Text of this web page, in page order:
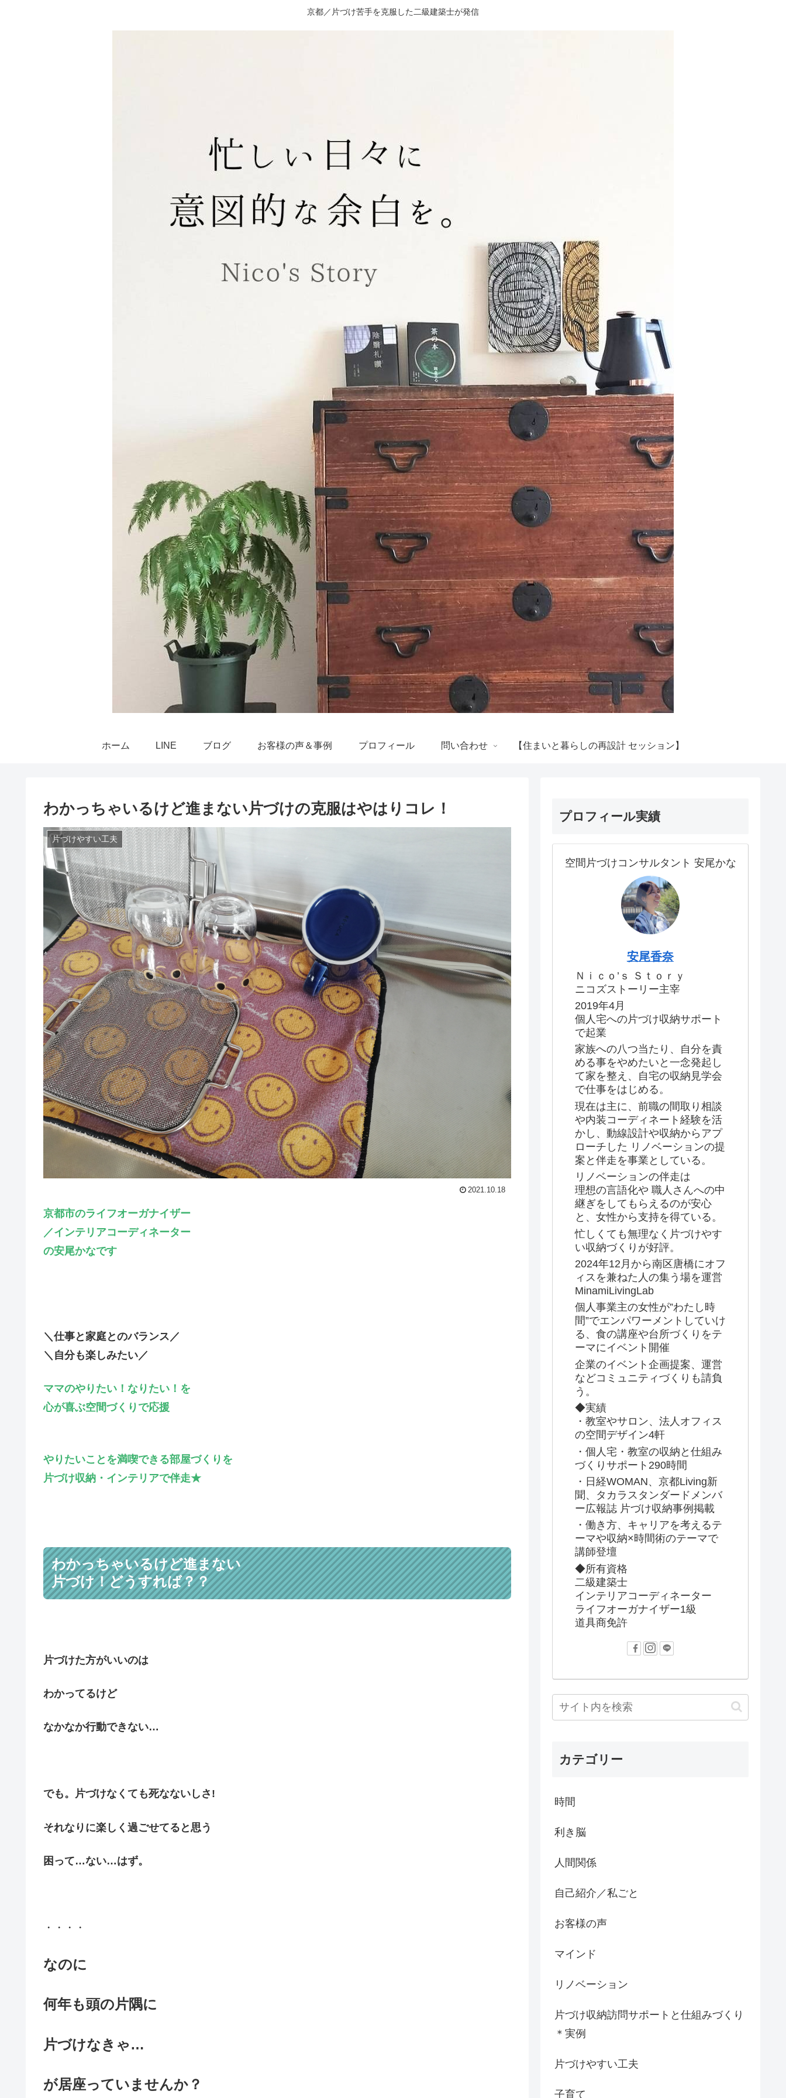
京都／片づけ苦手を克服した二級建築士が発信
ホーム LINE ブログ お客様の声＆事例 プロフィール 問い合わせ 【住まいと暮らしの再設計 セッション】
わかっちゃいるけど進まない片づけの克服はやはりコレ！
片づけやすい工夫
2021.10.18
京都市のライフオーガナイザー
／インテリアコーディネーター
の安尾かなです
＼仕事と家庭とのバランス／
＼自分も楽しみたい／
ママのやりたい！なりたい！を
心が喜ぶ空間づくりで応援
やりたいことを満喫できる部屋づくりを
片づけ収納・インテリアで伴走★
わかっちゃいるけど進まない
片づけ！どうすれば？？
片づけた方がいいのは
わかってるけど
なかなか行動できない…
でも。片づけなくても死なないしさ!
それなりに楽しく過ごせてると思う
困って…ない…はず。
・・・・
なのに
何年も頭の片隅に
片づけなきゃ…
が居座っていませんか？
プロフィール実績
空間片づけコンサルタント 安尾かな
安尾香奈
Ｎｉｃｏ’ｓ Ｓｔｏｒｙ
ニコズストーリー主宰
2019年4月
個人宅への片づけ収納サポート
で起業
家族への八つ当たり、自分を責
める事をやめたいと一念発起し
て家を整え、自宅の収納見学会
で仕事をはじめる。
現在は主に、前職の間取り相談
や内装コーディネート経験を活
かし、動線設計や収納からアプ
ローチした リノベーションの提
案と伴走を事業としている。
リノベーションの伴走は
理想の言語化や 職人さんへの中
継ぎをしてもらえるのが安心
と、女性から支持を得ている。
忙しくても無理なく片づけやす
い収納づくりが好評。
2024年12月から南区唐橋にオフ
ィスを兼ねた人の集う場を運営
MinamiLivingLab
個人事業主の女性が”わたし時
間”でエンパワーメントしていけ
る、食の講座や台所づくりをテ
ーマにイベント開催
企業のイベント企画提案、運営
などコミュニティづくりも請負
う。
◆実績
・教室やサロン、法人オフィス
の空間デザイン4軒
・個人宅・教室の収納と仕組み
づくりサポート290時間
・日経WOMAN、京都Living新
聞、タカラスタンダードメンバ
ー広報誌 片づけ収納事例掲載
・働き方、キャリアを考えるテ
ーマや収納×時間術のテーマで
講師登壇
◆所有資格
二級建築士
インテリアコーディネーター
ライフオーガナイザー1級
道具商免許
カテゴリー
時間
利き脳
人間関係
自己紹介／私ごと
お客様の声
マインド
リノベーション
片づけ収納訪問サポートと仕組みづくり
＊実例
片づけやすい工夫
子育て